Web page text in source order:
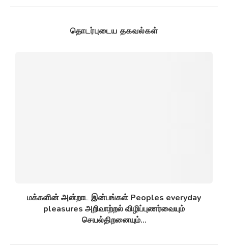
தொடர்புடைய தகவல்கள்
மக்களின் அன்றாட இன்பங்கள் Peoples everyday
pleasures அறிவாற்றல் விழிப்புணர்வையும்
செயல்திறனையும்...